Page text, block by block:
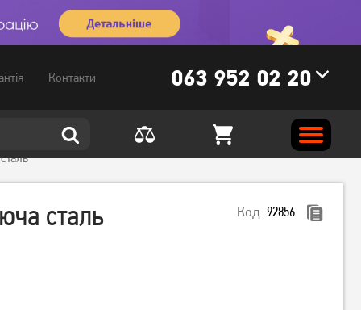
Контакти 063 952 02 20
сталь Код: 92856